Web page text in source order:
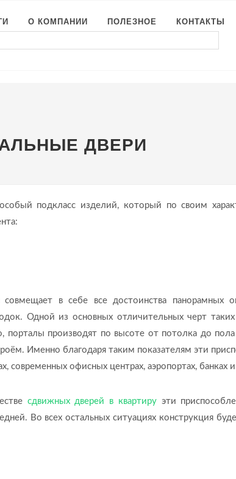
О КОМПАНИИ ПОЛЕЗНОЕ КОНТАКТЫ
ДВЕРИ
подкласс изделий, который по своим
в себе все достоинства панорамных
Одной из основных отличительных черт таких
порталы производят по высоте от потолка до
Именно благодаря таким показателям эти
современных офисных центрах, аэропортах, банках
сдвижных дверей в квартируэти
Во всех остальных ситуациях конструкция